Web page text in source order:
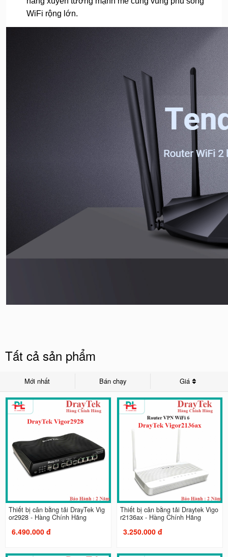
WiFi rộng lớn.
Tất cả sản phẩm
Mới nhất Bán chạy Giá
Thiết bị cân bằng tải DrayTek Vig
or2928 - Hàng Chính Hãng
6.490.000 đ
Thiết bị cân bằng tải Draytek Vigo
r2136ax - Hàng Chính Hãng
3.250.000 đ